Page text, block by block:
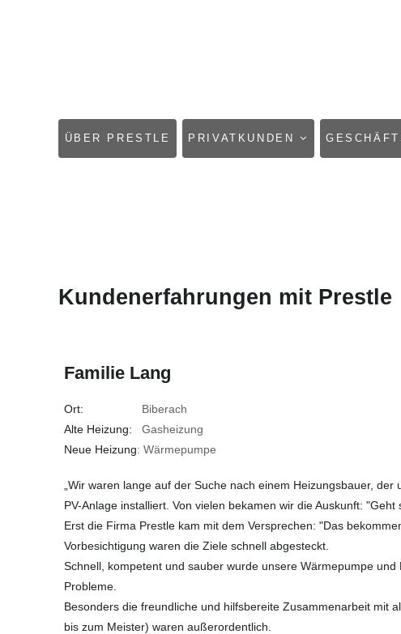
NAVIGATION
ÜBER PRESTLE PRIVATKUNDEN
Kundenerfahrungen mit Prestle
Familie Lang
Ort: Biberach
Alte Heizung: Gasheizung
Neue Heizung: Wärmepumpe
„Wir waren lange auf der Suche nach einem Heizungsbauer,
PV-Anlage installiert. Von vielen bekamen wir die Auskunft:
Erst die Firma Prestle kam mit dem Versprechen: "Das
Vorbesichtigung waren die Ziele schnell abgesteckt.
Schnell, kompetent und sauber wurde unsere Wärmepumpe und
Probleme.
Besonders die freundliche und hilfsbereite Zusammenarbeit mit
bis zum Meister) waren außerordentlich.